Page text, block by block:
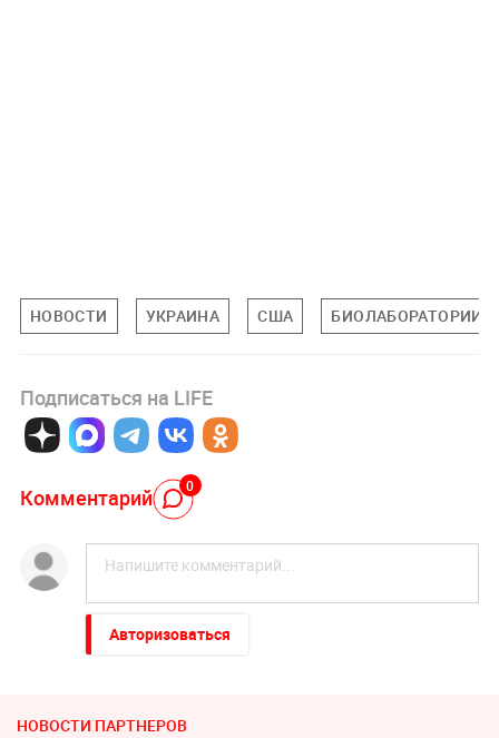
НОВОСТИ УКРАИНА США БИОЛАБОРАТОРИИ
Подписаться на LIFE
Комментарий 0
Авторизоваться
НОВОСТИ ПАРТНЕРОВ